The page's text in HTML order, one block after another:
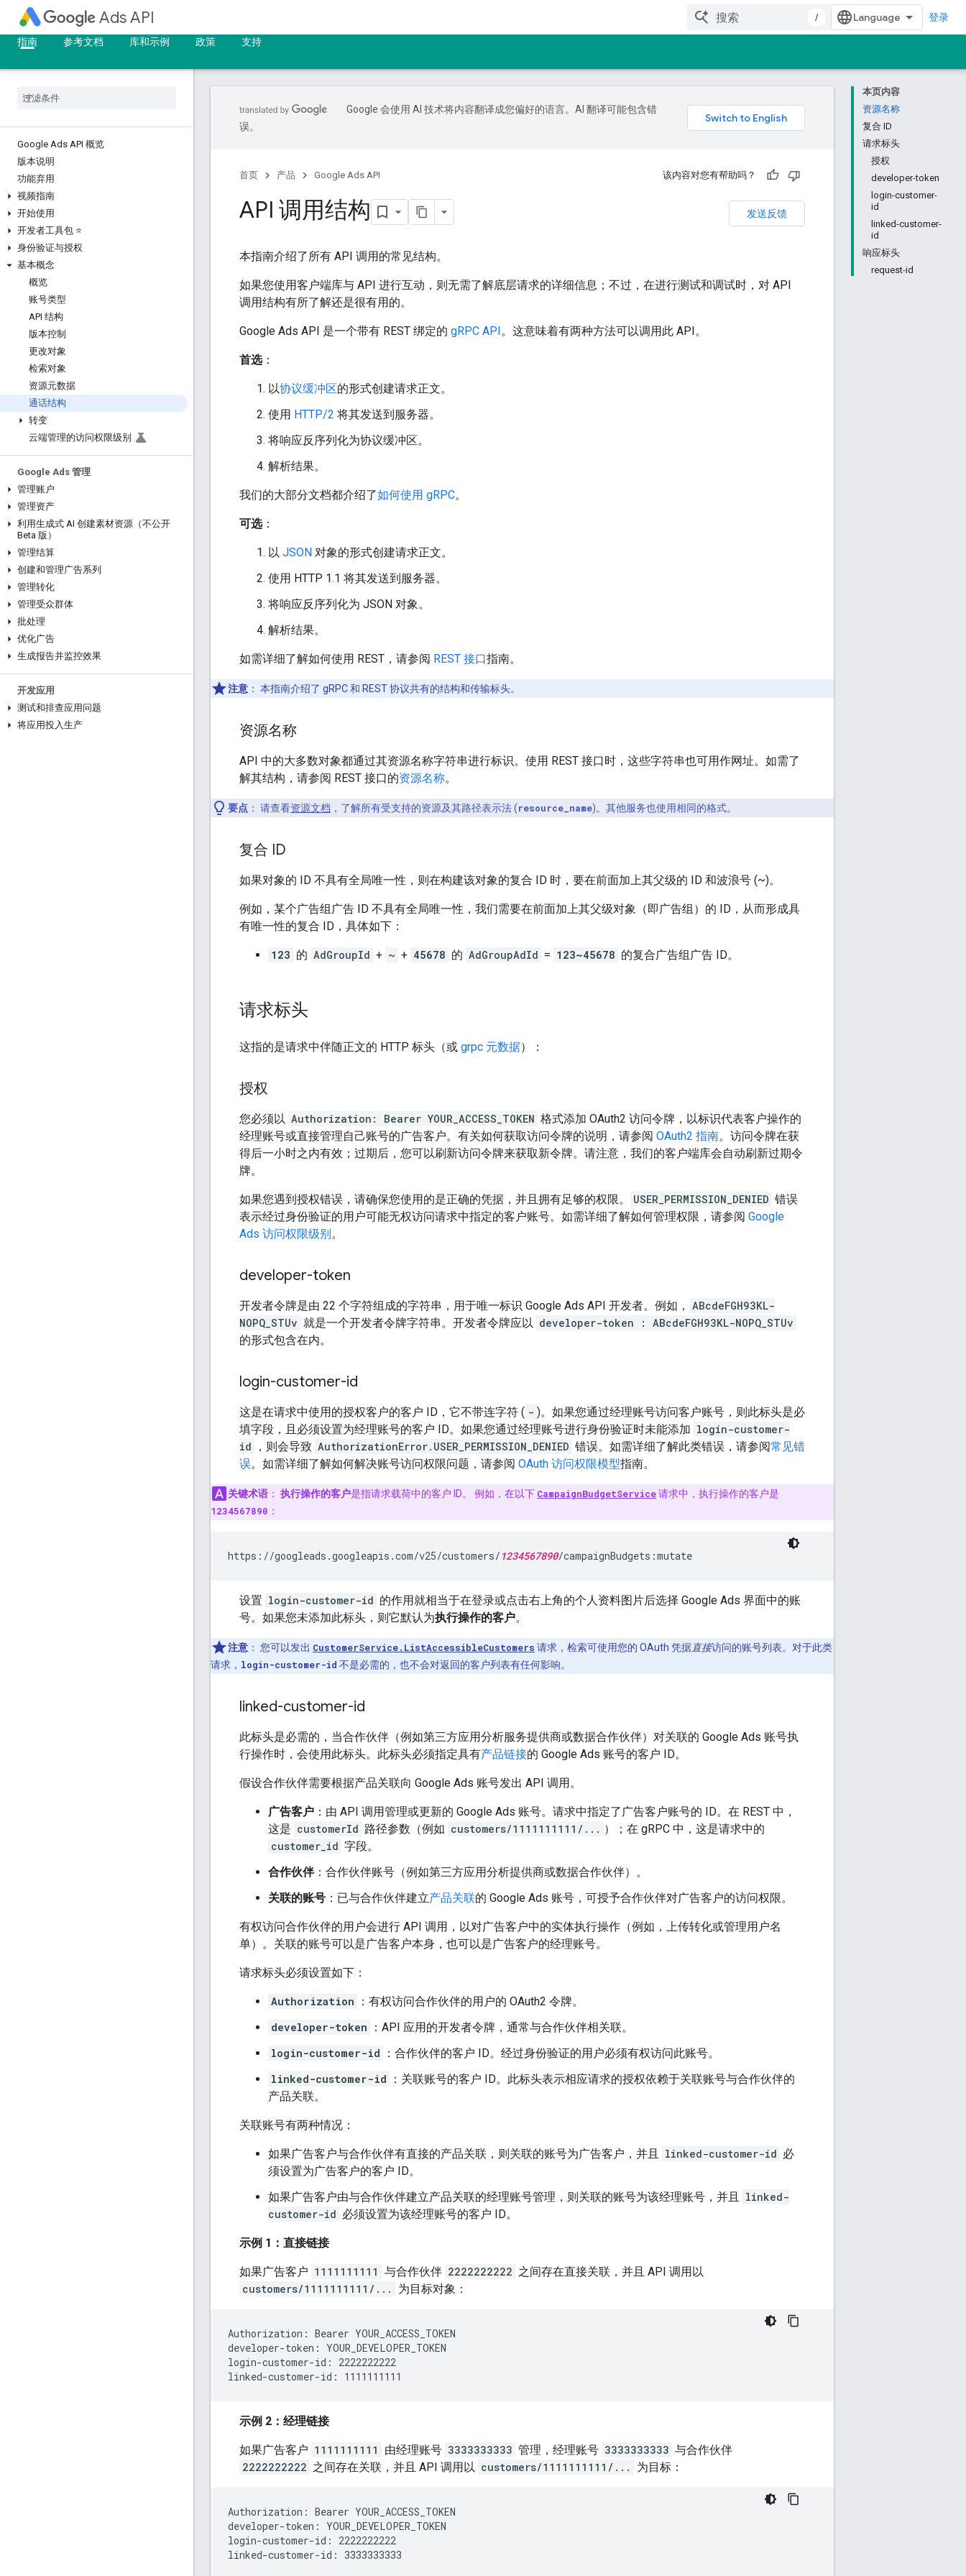
Ads API / 登录
指南 参考文档 库和示例 政策 支持
Google Ads API 概览
版本说明
功能弃用
视频指南
开始使用
开发者工具包 ⭐
身份验证与授权
基本概念
概览
账号类型
API 结构
版本控制
更改对象
检索对象
资源元数据
通话结构
转变
云端管理的访问权限级别
Google Ads 管理
管理账户
管理资产
利用生成式 AI 创建素材资源（不公开
Beta 版）
管理结算
创建和管理广告系列
管理转化
管理受众群体
批处理
优化广告
生成报告并监控效果
开发应用
测试和排查应用问题
将应用投入生产
本页内容
资源名称
复合 ID
请求标头
授权
developer-token
login-customer-
id
linked-customer-
id
响应标头
request-id
Google 会使用 AI 技术将内容翻译成您偏好的语言。AI 翻译可能包含错
误。
首页 产品 Google Ads API 该内容对您有帮助吗？
发送反馈
API 调用结构
本指南介绍了所有 API 调用的常见结构。
如果您使用客户端库与 API 进行互动，则无需了解底层请求的详细信息；不过，在进行测试和调试时，对 API
调用结构有所了解还是很有用的。
Google Ads API 是一个带有 REST 绑定的 gRPC API。这意味着有两种方法可以调用此 API。
首选：
以协议缓冲区的形式创建请求正文。
使用 HTTP/2 将其发送到服务器。
将响应反序列化为协议缓冲区。
解析结果。
我们的大部分文档都介绍了如何使用 gRPC。
可选：
以 JSON 对象的形式创建请求正文。
使用 HTTP 1.1 将其发送到服务器。
将响应反序列化为 JSON 对象。
解析结果。
如需详细了解如何使用 REST，请参阅 REST 接口指南。
注意 ： 本指南介绍了 gRPC 和 REST 协议共有的结构和传输标头。
资源名称
API 中的大多数对象都通过其资源名称字符串进行标识。使用 REST 接口时，这些字符串也可用作网址。如需了
解其结构，请参阅 REST 接口的资源名称。
要点 ： 请查看资源文档 ，了解所有受支持的资源及其路径表示法 (resource_name)。其他服务也使用相同的格式。
复合 ID
如果对象的 ID 不具有全局唯一性，则在构建该对象的复合 ID 时，要在前面加上其父级的 ID 和波浪号 (~)。
例如，某个广告组广告 ID 不具有全局唯一性，我们需要在前面加上其父级对象（即广告组）的 ID，从而形成具
有唯一性的复合 ID，具体如下：
123 的 AdGroupId + ~ + 45678 的 AdGroupAdId = 123~45678 的复合广告组广告 ID。
请求标头
这指的是请求中伴随正文的 HTTP 标头（或 grpc 元数据）：
授权
您必须以 Authorization: Bearer YOUR_ACCESS_TOKEN 格式添加 OAuth2 访问令牌，以标识代表客户操作的
经理账号或直接管理自己账号的广告客户。有关如何获取访问令牌的说明，请参阅 OAuth2 指南。访问令牌在获
得后一小时之内有效；过期后，您可以刷新访问令牌来获取新令牌。请注意，我们的客户端库会自动刷新过期令
牌。
如果您遇到授权错误，请确保您使用的是正确的凭据，并且拥有足够的权限。 USER_PERMISSION_DENIED 错误
表示经过身份验证的用户可能无权访问请求中指定的客户账号。如需详细了解如何管理权限，请参阅 Google
Ads 访问权限级别。
developer-token
开发者令牌是由 22 个字符组成的字符串，用于唯一标识 Google Ads API 开发者。例如， ABcdeFGH93KL-
NOPQ_STUv 就是一个开发者令牌字符串。开发者令牌应以 developer-token : ABcdeFGH93KL-NOPQ_STUv
的形式包含在内。
login-customer-id
这是在请求中使用的授权客户的客户 ID，它不带连字符 ( - )。如果您通过经理账号访问客户账号，则此标头是必
填字段，且必须设置为经理账号的客户 ID。 如果您通过经理账号进行身份验证时未能添加 login-customer-
id
，则会导致 AuthorizationError.USER_PERMISSION_DENIED 错误。如需详细了解此类错误，请参阅常见错
误。如需详细了解如何解决账号访问权限问题，请参阅 OAuth 访问权限模型指南。
关键术语 ： 执行操作的客户是指请求载荷中的客户 ID。 例如，在以下 CampaignBudgetService请求中，执行操作的客户是
1234567890 ：
https://googleads.googleapis.com/v25/customers/ 1234567890/campaignBudgets:mutate
设置 login-customer-id 的作用就相当于在登录或点击右上角的个人资料图片后选择 Google Ads 界面中的账
号。如果您未添加此标头，则它默认为执行操作的客户。
注意 ： 您可以发出 CustomerService.ListAccessibleCustomers 请求，检索可使用您的 OAuth 凭据直接访问的账号列表。对于此类
请求， login-customer-id 不是必需的，也不会对返回的客户列表有任何影响。
linked-customer-id
此标头是必需的，当合作伙伴（例如第三方应用分析服务提供商或数据合作伙伴）对关联的 Google Ads 账号执
行操作时，会使用此标头。此标头必须指定具有产品链接的 Google Ads 账号的客户 ID。
假设合作伙伴需要根据产品关联向 Google Ads 账号发出 API 调用。
广告客户 ：由 API 调用管理或更新的 Google Ads 账号。请求中指定了广告客户账号的 ID。在 REST 中，
这是 customerId 路径参数（例如 customers/1111111111/... ）；在 gRPC 中，这是请求中的
customer_id 字段。
合作伙伴：合作伙伴账号（例如第三方应用分析提供商或数据合作伙伴）。
关联的账号 ：已与合作伙伴建立产品关联的 Google Ads 账号，可授予合作伙伴对广告客户的访问权限。
有权访问合作伙伴的用户会进行 API 调用，以对广告客户中的实体执行操作（例如，上传转化或管理用户名
单）。关联的账号可以是广告客户本身，也可以是广告客户的经理账号。
请求标头必须设置如下：
Authorization
：有权访问合作伙伴的用户的 OAuth2 令牌。
developer-token
：API 应用的开发者令牌，通常与合作伙伴相关联。
login-customer-id
：合作伙伴的客户 ID。经过身份验证的用户必须有权访问此账号。
linked-customer-id
：关联账号的客户 ID。此标头表示相应请求的授权依赖于关联账号与合作伙伴的
产品关联。
关联账号有两种情况：
如果广告客户与合作伙伴有直接的产品关联，则关联的账号为广告客户，并且 linked-customer-id 必
须设置为广告客户的客户 ID。
如果广告客户由与合作伙伴建立产品关联的经理账号管理，则关联的账号为该经理账号，并且
linked-
customer-id 必须设置为该经理账号的客户 ID。
示例 1：直接链接
如果广告客户 1111111111 与合作伙伴 2222222222 之间存在直接关联，并且 API 调用以
customers/1111111111/...
为目标对象：
Authorization: Bearer YOUR_ACCESS_TOKEN
developer-token: YOUR_DEVELOPER_TOKEN
login-customer-id: 2222222222
示例 2：经理链接
如果广告客户 1111111111 由经理账号 3333333333 管理，经理账号 3333333333 与合作伙伴
2222222222 之间存在关联，并且 API 调用以 customers/1111111111/... 为目标：
Authorization: Bearer YOUR_ACCESS_TOKEN
developer-token: YOUR_DEVELOPER_TOKEN
login-customer-id: 2222222222